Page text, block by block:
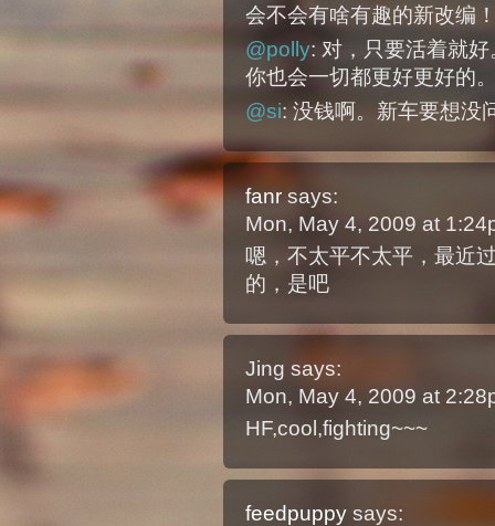
会不会有啥有趣的新改编
@polly: 对，只要活着就
你也会一切都更好更好的
@si: 没钱啊。新车要想没
fanr says:
Mon, May 4, 2009 at
嗯，不太平不太平，最近
的，是吧
Jing says:
Mon, May 4, 2009 at
HF,cool,fighting~~~
feedpuppy says: